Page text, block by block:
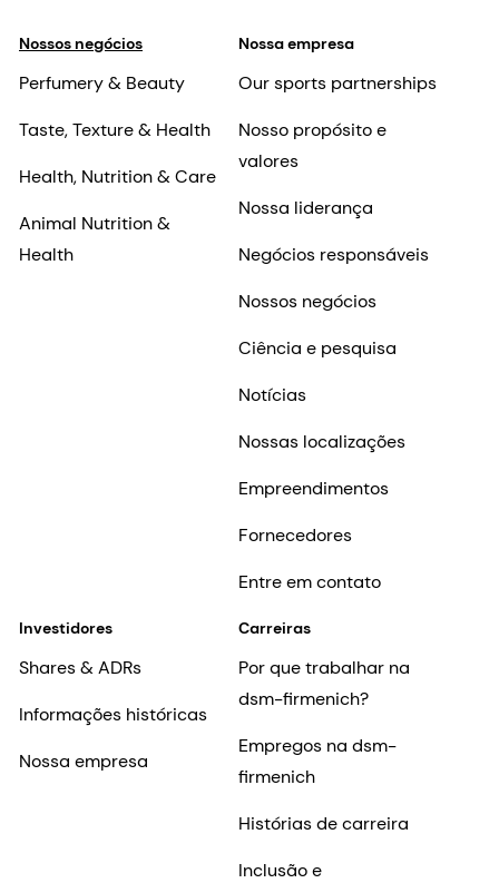
Nossos negócios
Perfumery & Beauty
Taste, Texture & Health
Health, Nutrition & Care
Animal Nutrition &
Health
Nossa empresa
Our sports partnerships
Nosso propósito e
valores
Nossa liderança
Negócios responsáveis
Nossos negócios
Ciência e pesquisa
Notícias
Nossas localizações
Empreendimentos
Fornecedores
Entre em contato
Investidores
Shares & ADRs
Informações históricas
Nossa empresa
Carreiras
Por que trabalhar na
dsm-firmenich?
Empregos na dsm-
firmenich
Histórias de carreira
Inclusão e